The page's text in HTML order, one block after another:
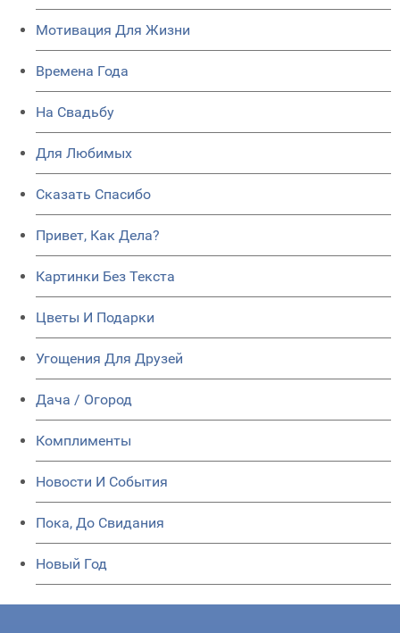
Мотивация Для Жизни
Времена Года
На Свадьбу
Для Любимых
Сказать Спасибо
Привет, Как Дела?
Картинки Без Текста
Цветы И Подарки
Угощения Для Друзей
Дача / Огород
Комплименты
Новости И События
Пока, До Свидания
Новый Год